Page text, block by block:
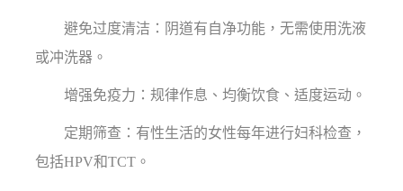
避免过度清洁：阴道有自净功能，无需使用洗液
或冲洗器。
增强免疫力：规律作息、均衡饮食、适度运动。
定期筛查：有性生活的女性每年进行妇科检查，
包括HPV和TCT。